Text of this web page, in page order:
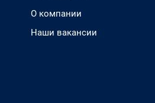
О компании
Наши вакансии